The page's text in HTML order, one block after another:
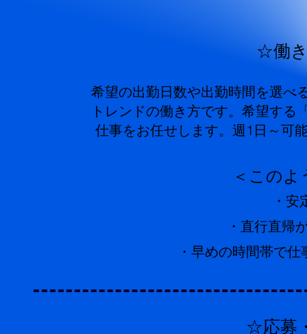
☆働き方が選
希望の出勤日数や出勤時間を選べる「
トレンドの働き方です。希望する「収
仕事をお任せします。週1日～可
＜このような方に
・安定した仕事を
・直行直帰がOKで通勤し
・早めの時間帯で仕事とプライ
☆応募・お問い